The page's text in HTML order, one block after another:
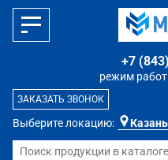
Выберите локацию: Казань
режим
+7
ЗАКАЗАТЬ ЗВОНОК